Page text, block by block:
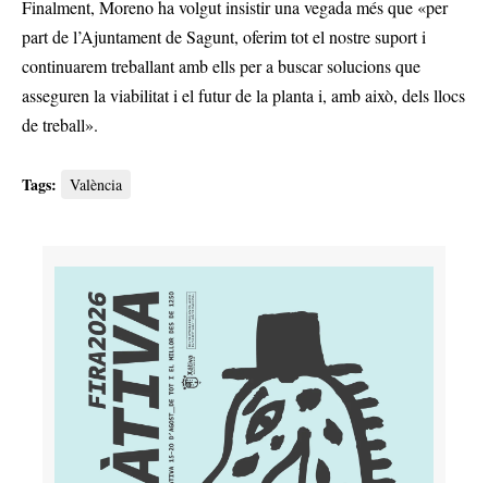
Finalment, Moreno ha volgut insistir una vegada més que «per
part de l’Ajuntament de Sagunt, oferim tot el nostre suport i
continuarem treballant amb ells per a buscar solucions que
asseguren la viabilitat i el futur de la planta i, amb això, dels llocs
de treball».
Tags: València